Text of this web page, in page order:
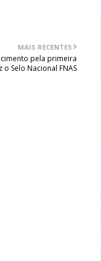
MAIS RECENTES
pela primeira
o Selo Nacional FNAS